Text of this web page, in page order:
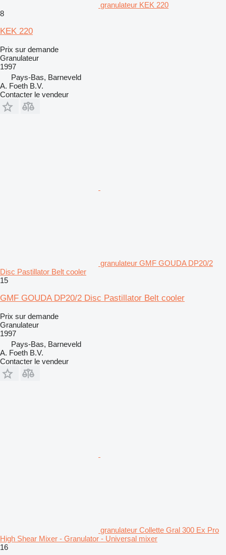
granulateur KEK 220
8
KEK 220
Prix sur demande
Granulateur
1997
Pays-Bas, Barneveld
A. Foeth B.V.
Contacter le vendeur
granulateur GMF GOUDA DP20/2
Disc Pastillator Belt cooler
15
GMF GOUDA DP20/2 Disc Pastillator Belt cooler
Prix sur demande
Granulateur
1997
Pays-Bas, Barneveld
A. Foeth B.V.
Contacter le vendeur
granulateur Collette Gral 300 Ex Pro
High Shear Mixer - Granulator - Universal mixer
16